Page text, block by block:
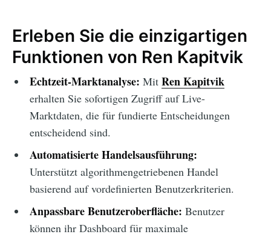
Erleben Sie die einzigartigen
Funktionen von Ren Kapitvik
Echtzeit-Marktanalyse: Mit Ren Kapitvik
erhalten Sie sofortigen Zugriff auf Live-
Marktdaten, die für fundierte Entscheidungen
entscheidend sind.
Automatisierte Handelsausführung:
Unterstützt algorithmengetriebenen Handel
basierend auf vordefinierten Benutzerkriterien.
Anpassbare Benutzeroberfläche: Benutzer
können ihr Dashboard für maximale